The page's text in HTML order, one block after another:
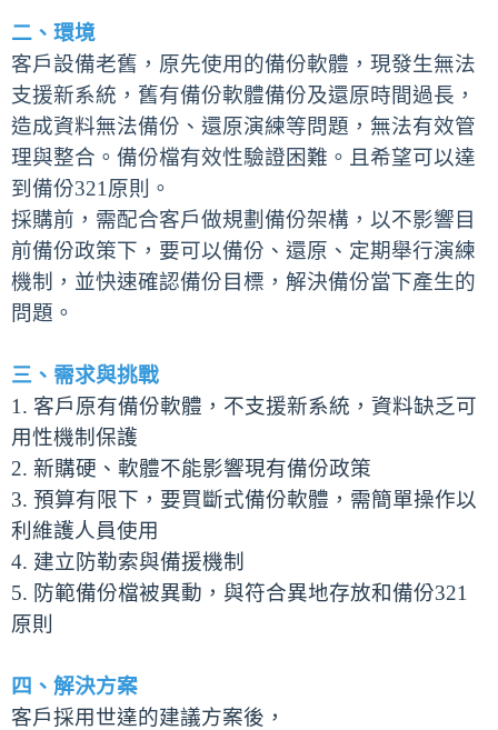
二、環境
客戶設備老舊，原先使用的備份軟體，現發生無法
支援新系統，舊有備份軟體備份及還原時間過長，
造成資料無法備份、還原演練等問題，無法有效管
理與整合。備份檔有效性驗證困難。且希望可以達
到備份321原則。
採購前，需配合客戶做規劃備份架構，以不影響目
前備份政策下，要可以備份、還原、定期舉行演練
機制，並快速確認備份目標，解決備份當下產生的
問題。
三、需求與挑戰
1. 客戶原有備份軟體，不支援新系統，資料缺乏可
用性機制保護
2. 新購硬、軟體不能影響現有備份政策
3. 預算有限下，要買斷式備份軟體，需簡單操作以
利維護人員使用
4. 建立防勒索與備援機制
5. 防範備份檔被異動，與符合異地存放和備份321
原則
四、解決方案
客戶採用世達的建議方案後，